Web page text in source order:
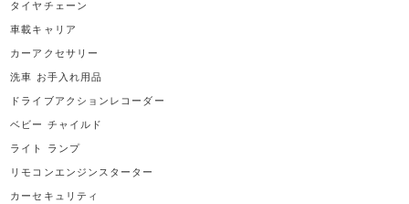
タイヤチェーン
車載キャリア
カーアクセサリー
洗車 お手入れ用品
ドライブアクションレコーダー
ベビー チャイルド
ライト ランプ
リモコンエンジンスターター
カーセキュリティ